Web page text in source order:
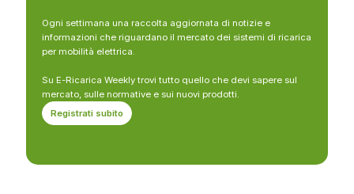
Ogni settimana una raccolta aggiornata di notizie e
informazioni che riguardano il mercato dei sistemi di ricarica
per mobilità elettrica.
Su E-Ricarica Weekly trovi tutto quello che devi sapere sul
mercato, sulle normative e sui nuovi prodotti.
Registrati subito